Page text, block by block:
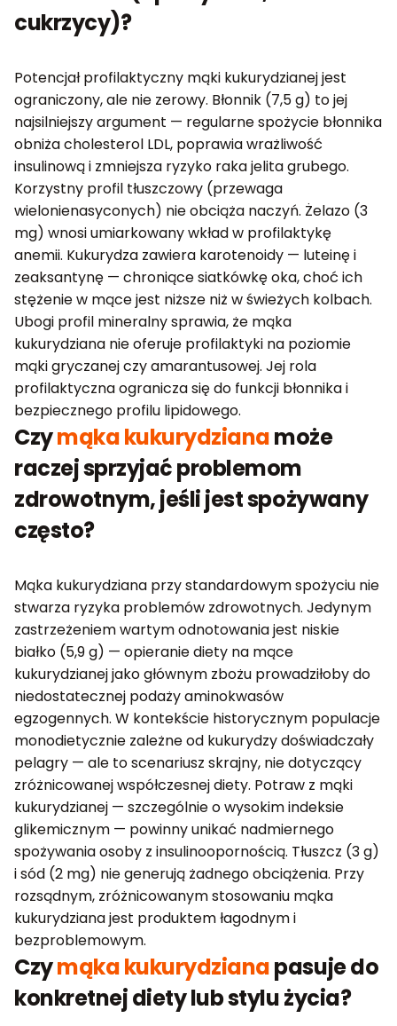
cukrzycy)?
Potencjał profilaktyczny mąki kukurydzianej jest
ograniczony, ale nie zerowy. Błonnik (7,5 g) to jej
najsilniejszy argument — regularne spożycie błonnika
obniża cholesterol LDL, poprawia wrażliwość
insulinową i zmniejsza ryzyko raka jelita grubego.
Korzystny profil tłuszczowy (przewaga
wielonienasyconych) nie obciąża naczyń. Żelazo (3
mg) wnosi umiarkowany wkład w profilaktykę
anemii. Kukurydza zawiera karotenoidy — luteinę i
zeaksantynę — chroniące siatkówkę oka, choć ich
stężenie w mące jest niższe niż w świeżych kolbach.
Ubogi profil mineralny sprawia, że mąka
kukurydziana nie oferuje profilaktyki na poziomie
mąki gryczanej czy amarantusowej. Jej rola
profilaktyczna ogranicza się do funkcji błonnika i
bezpiecznego profilu lipidowego.
Czymąka kukurydzianamoże
raczej sprzyjać problemom
zdrowotnym, jeśli jest spożywany
często?
Mąka kukurydziana przy standardowym spożyciu nie
stwarza ryzyka problemów zdrowotnych. Jedynym
zastrzeżeniem wartym odnotowania jest niskie
białko (5,9 g) — opieranie diety na mące
kukurydzianej jako głównym zbożu prowadziłoby do
niedostatecznej podaży aminokwasów
egzogennych. W kontekście historycznym populacje
monodietycznie zależne od kukurydzy doświadczały
pelagry — ale to scenariusz skrajny, nie dotyczący
zróżnicowanej współczesnej diety. Potraw z mąki
kukurydzianej — szczególnie o wysokim indeksie
glikemicznym — powinny unikać nadmiernego
spożywania osoby z insulinoopornością. Tłuszcz (3 g)
i sód (2 mg) nie generują żadnego obciążenia. Przy
rozsądnym, zróżnicowanym stosowaniu mąka
kukurydziana jest produktem łagodnym i
bezproblemowym.
Czymąka kukurydzianapasuje do
konkretnej diety lub stylu życia?